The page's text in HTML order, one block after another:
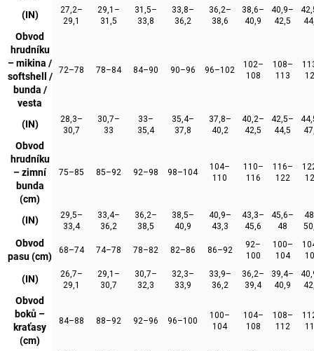
(IN)
27,2–
29,1
29,1–
31,5
31,5–
33,8
33,8–
36,2
36,2–
38,6
38,6–
40,9
40,9–
42,5
Obvod
hrudníku
– mikina /
softshell /
bunda /
vesta
72–78 78–84 84–90 90–96 96–102
102–
108
108–
113
(IN)
28,3–
30,7
30,7–
33
33–
35,4
35,4–
37,8
37,8–
40,2
40,2–
42,5
42,5–
44,5
Obvod
hrudníku
– zimní
bunda
(cm)
75–85 85–92 92–98 98–104
104–
110
110–
116
116–
122
(IN)
29,5–
33,4
33,4–
36,2
36,2–
38,5
38,5–
40,9
40,9–
43,3
43,3–
45,6
45,6–
48
Obvod
pasu (cm)
68–74 74–78 78–82 82–86 86–92
92–
100
100–
104
(IN)
26,7–
29,1
29,1–
30,7
30,7–
32,3
32,3–
33,9
33,9–
36,2
36,2–
39,4
39,4–
40,9
Obvod
boků –
kraťasy
(cm)
84–88 88–92 92–96 96–100
100–
104
104–
108
108–
112